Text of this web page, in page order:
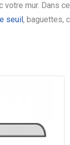
mur. Dans
seuil, baguettes,